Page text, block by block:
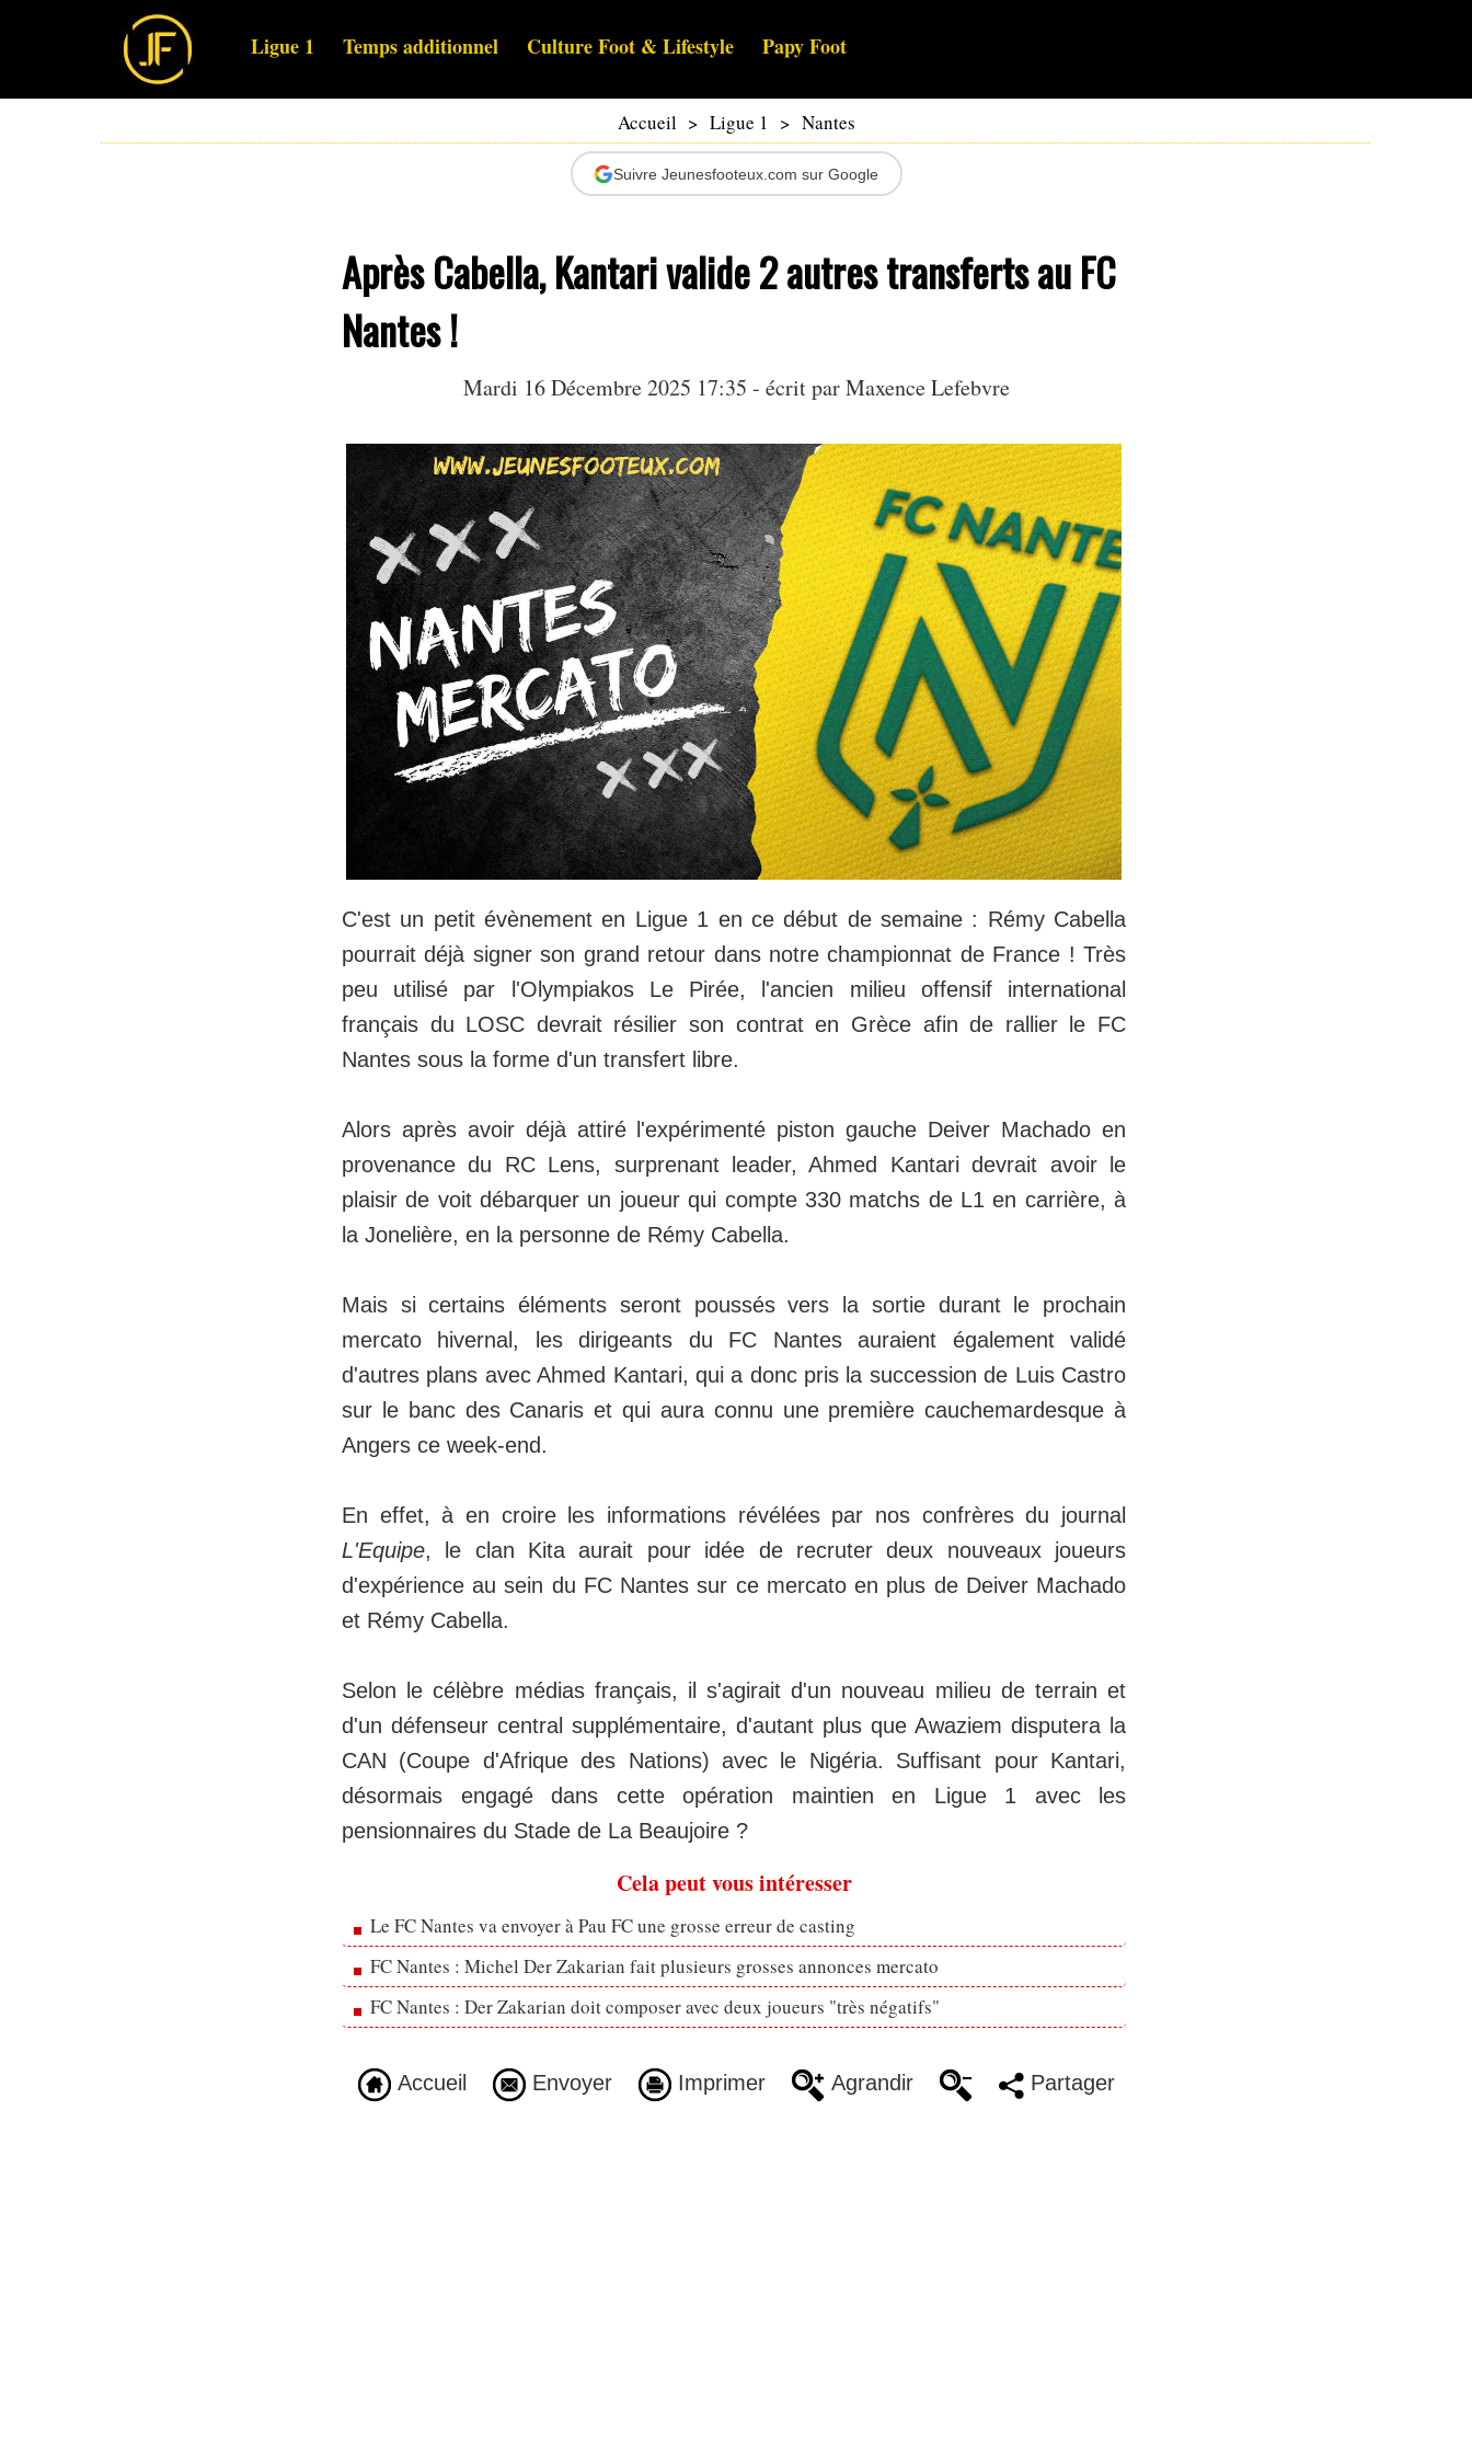
Ligue 1 Temps additionnel Culture Foot & Lifestyle Papy Foot
Accueil > Ligue 1 > Nantes
Suivre Jeunesfooteux.com sur Google
Après Cabella, Kantari valide 2 autres transferts au FC
Nantes !
Mardi 16 Décembre 2025 17:35 - écrit par Maxence Lefebvre
C'est un petit évènement en Ligue 1 en ce début de semaine : Rémy Cabella
pourrait déjà signer son grand retour dans notre championnat de France ! Très
peu utilisé par l'Olympiakos Le Pirée, l'ancien milieu offensif international
français du LOSC devrait résilier son contrat en Grèce afin de rallier le FC
Nantes sous la forme d'un transfert libre.
Alors après avoir déjà attiré l'expérimenté piston gauche Deiver Machado en
provenance du RC Lens, surprenant leader, Ahmed Kantari devrait avoir le
plaisir de voit débarquer un joueur qui compte 330 matchs de L1 en carrière, à
la Jonelière, en la personne de Rémy Cabella.
Mais si certains éléments seront poussés vers la sortie durant le prochain
mercato hivernal, les dirigeants du FC Nantes auraient également validé
d'autres plans avec Ahmed Kantari, qui a donc pris la succession de Luis Castro
sur le banc des Canaris et qui aura connu une première cauchemardesque à
Angers ce week-end.
En effet, à en croire les informations révélées par nos confrères du journal
L'Equipe, le clan Kita aurait pour idée de recruter deux nouveaux joueurs
d'expérience au sein du FC Nantes sur ce mercato en plus de Deiver Machado
et Rémy Cabella.
Selon le célèbre médias français, il s'agirait d'un nouveau milieu de terrain et
d'un défenseur central supplémentaire, d'autant plus que Awaziem disputera la
CAN (Coupe d'Afrique des Nations) avec le Nigéria. Suffisant pour Kantari,
désormais engagé dans cette opération maintien en Ligue 1 avec les
pensionnaires du Stade de La Beaujoire ?
Cela peut vous intéresser
Le FC Nantes va envoyer à Pau FC une grosse erreur de casting
FC Nantes : Michel Der Zakarian fait plusieurs grosses annonces mercato
FC Nantes : Der Zakarian doit composer avec deux joueurs "très négatifs"
Accueil Envoyer Imprimer Agrandir Partager